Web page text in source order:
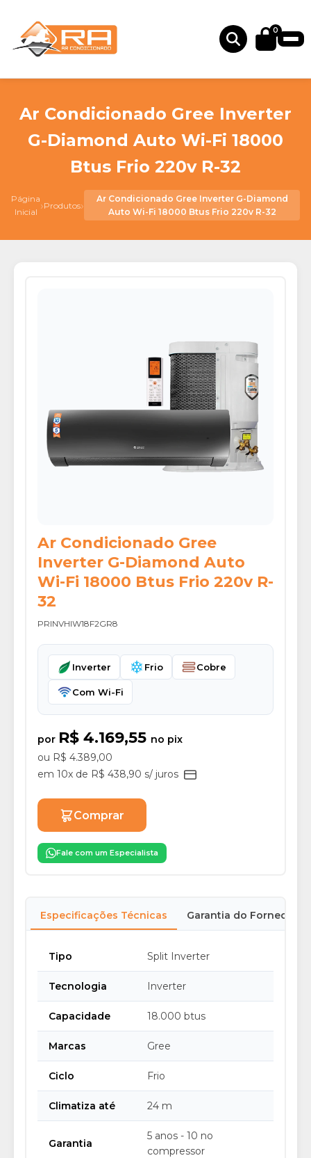
0
Ar Condicionado Gree Inverter
G-Diamond Auto Wi-Fi 18000
Btus Frio 220v R-32
Página
Inicial ›Produtos›
Ar Condicionado Gree Inverter G-Diamond
Auto Wi-Fi 18000 Btus Frio 220v R-32
Ar Condicionado Gree
Inverter G-Diamond Auto
Wi-Fi 18000 Btus Frio 220v R-
32
PRINVHIW18F2GR8
Inverter Frio Cobre
Com Wi-Fi
por R$ 4.169,55 no pix
ou R$ 4.389,00
em 10x de R$ 438,90 s/ juros
Comprar
Fale com um Especialista
Especificações Técnicas Garantia do Fornecedor
Tipo Split Inverter
Tecnologia Inverter
Capacidade 18.000 btus
Marcas Gree
Ciclo Frio
Climatiza até 24 m
Garantia
5 anos - 10 no
compressor